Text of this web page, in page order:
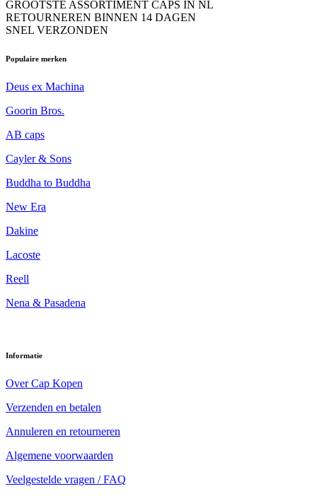
GROOTSTE ASSORTIMENT CAPS IN NL
RETOURNEREN BINNEN 14 DAGEN
SNEL VERZONDEN
Populaire merken
Deus ex Machina
Goorin Bros.
AB caps
Cayler & Sons
Buddha to Buddha
New Era
Dakine
Lacoste
Reell
Nena & Pasadena
Informatie
Over Cap Kopen
Verzenden en betalen
Annuleren en retourneren
Algemene voorwaarden
Veelgestelde vragen / FAQ